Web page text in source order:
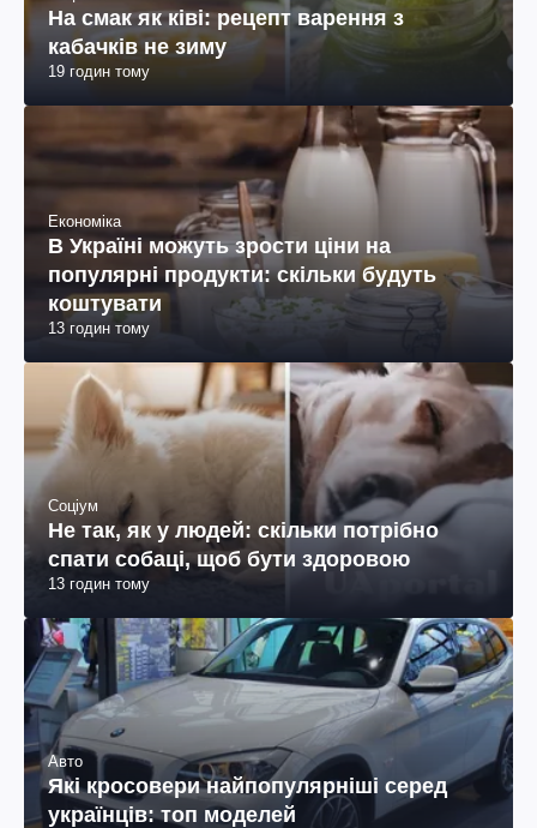
На смак як ківі: рецепт варення з
кабачків не зиму
19 годин тому
Економіка
В Україні можуть зрости ціни на
популярні продукти: скільки будуть
коштувати
13 годин тому
Соціум
Не так, як у людей: скільки потрібно
спати собаці, щоб бути здоровою
13 годин тому
Авто
Які кросовери найпопулярніші серед
українців: топ моделей